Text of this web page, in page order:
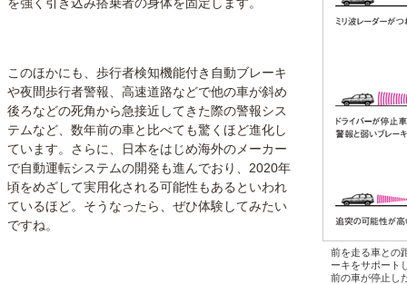
このほかにも、歩行者検知機能付き自動ブレーキ
や夜間歩行者警報、高速道路などで他の車が斜め
後ろなどの死角から急接近してきた際の警報シス
テムなど、数年前の車と比べても驚くほど進化し
ています。さらに、日本をはじめ海外のメーカー
で自動運転システムの開発も進んでおり、2020年
頃をめざして実用化される可能性もあるといわれ
ているほど。そうなったら、ぜひ体験してみたい
ですね。
前を走る車との
ーキをサポート
前の車が停止し